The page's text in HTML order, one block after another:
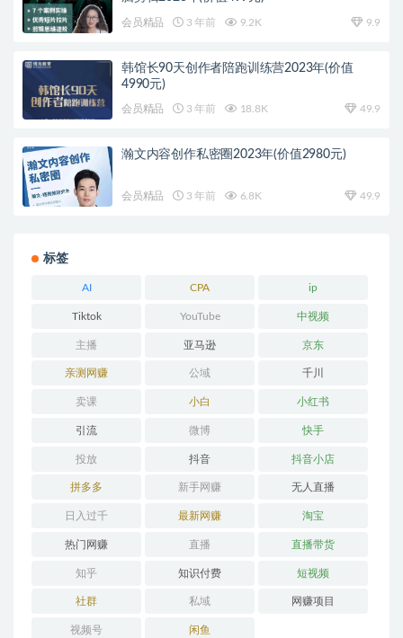
会员精品 3 年前 9.2K 9.9
韩馆长90天创作者陪跑训练营2023年(价值
4990元)
会员精品 3 年前 18.8K 49.9
瀚文内容创作私密圈2023年(价值2980元)
会员精品 3 年前 6.8K 49.9
标签
AI CPA ip
Tiktok YouTube 中视频
主播 亚马逊 京东
亲测网赚 公域 千川
卖课 小白 小红书
引流 微博 快手
投放 抖音 抖音小店
拼多多 新手网赚 无人直播
日入过千 最新网赚 淘宝
热门网赚 直播 直播带货
知乎 知识付费 短视频
社群 私域 网赚项目
视频号 闲鱼